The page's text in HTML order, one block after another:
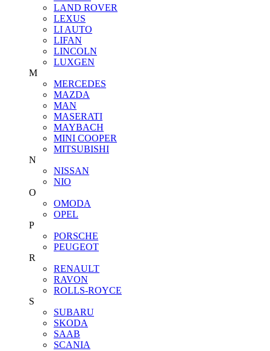
LAND ROVER
LEXUS
LI AUTO
LIFAN
LINCOLN
LUXGEN
M
MERCEDES
MAZDA
MAN
MASERATI
MAYBACH
MINI COOPER
MITSUBISHI
N
NISSAN
NIO
O
OMODA
OPEL
P
PORSCHE
PEUGEOT
R
RENAULT
RAVON
ROLLS-ROYCE
S
SUBARU
SKODA
SAAB
SCANIA